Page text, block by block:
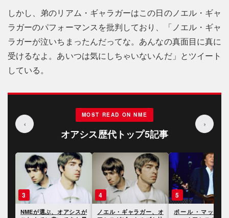
しかし、弟のリアム・ギャラガーはこの日のノエル・ギャ
ラガーのパフォーマンスを批判しており、「ノエル・ギャ
ラガーが泣いちまったんだってな。あんなの真面目に真に
受けるなよ。あいつは気にしちゃいないんだ」とツイート
している。
‹
MOST READ ON NME
オアシス歴代トップ5記事
›
3
NMEが選ぶ、オアシスが
4
ノエル・ギャラガー、オ
5
ポール・マッカー